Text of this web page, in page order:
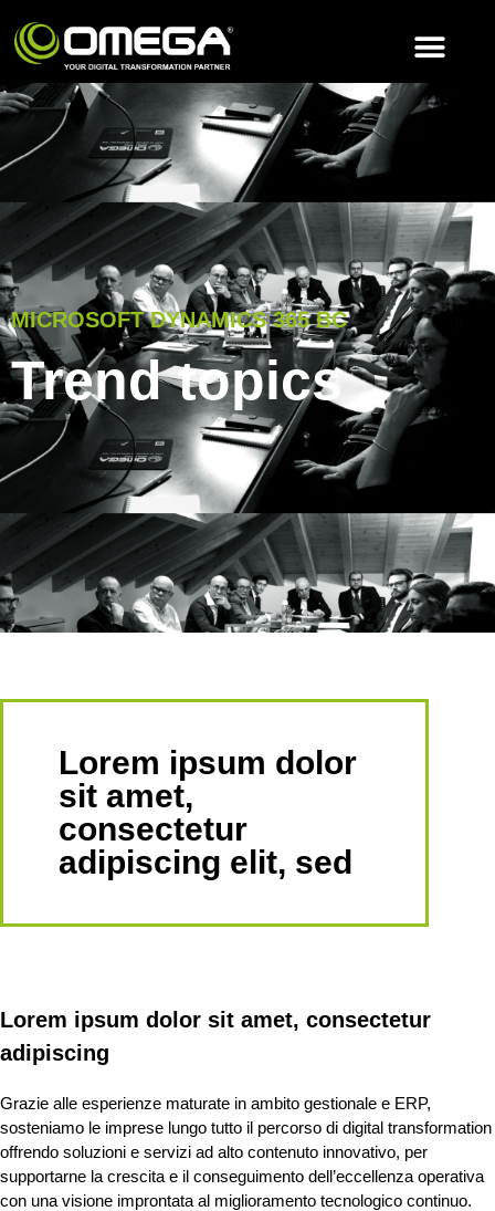
MICROSOFT DYNAMICS 365 BC
Trend topics
Lorem ipsum dolor
sit amet,
consectetur
adipiscing elit, sed
Lorem ipsum dolor sit amet, consectetur
adipiscing
Grazie alle esperienze maturate in ambito gestionale e ERP,
sosteniamo le imprese lungo tutto il percorso di digital transformation
offrendo soluzioni e servizi ad alto contenuto innovativo, per
supportarne la crescita e il conseguimento dell’eccellenza operativa
con una visione improntata al miglioramento tecnologico continuo.